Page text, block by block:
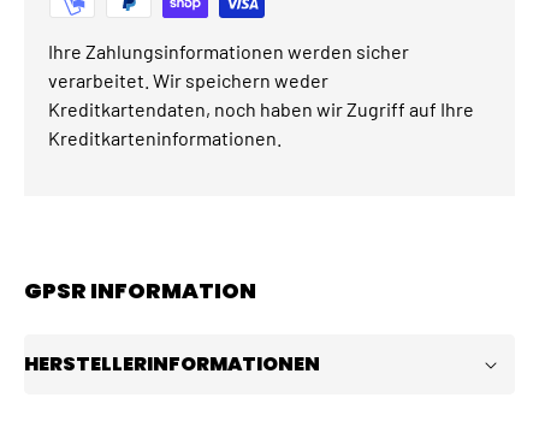
Ihre Zahlungsinformationen werden sicher
verarbeitet. Wir speichern weder
Kreditkartendaten, noch haben wir Zugriff auf Ihre
Kreditkarteninformationen.
GPSR INFORMATION
HERSTELLERINFORMATIONEN